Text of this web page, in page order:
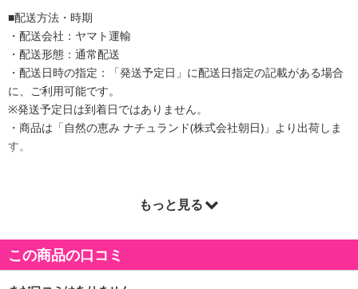
■配送方法・時期
・配送会社：ヤマト運輸
・配送形態：通常配送
・配送日時の指定：「発送予定日」に配送日指定の記載がある場合
に、ご利用可能です。
※発送予定日は到着日ではありません。
・商品は「自然の恵み ナチュランド(株式会社朝日)」より出荷しま
す。
・賞味期限：製造日より36ヶ月
・原産国（最終加工地）：イタリア
もっと見る
この商品の口コミ